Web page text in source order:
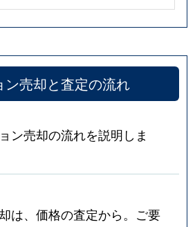
ン売却と査定の流れ
ン売却の流れを説明しま
は、価格の査定から。ご要